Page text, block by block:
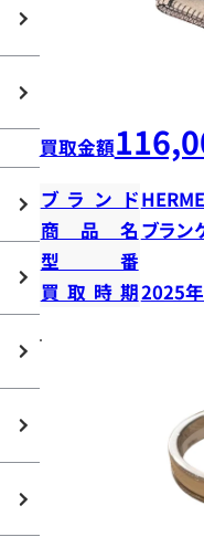
買取金額
ブランド
商品名 ブラン
型番
買取時期2025